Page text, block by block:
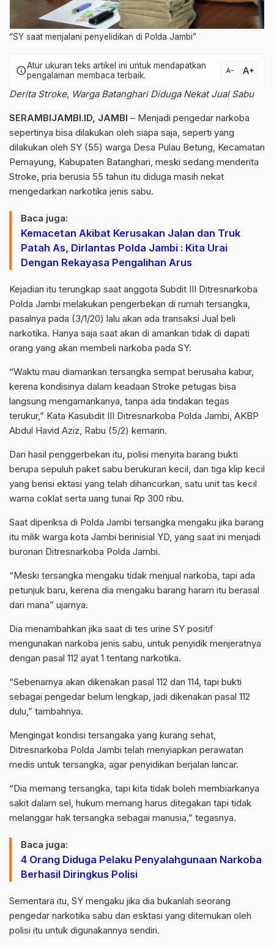
“SY saat menjalani penyelidikan di Polda Jambi”
infoAtur ukuran teks artikel ini untuk mendapatkan
pengalaman membaca terbaik.
text_decrease text_increase
Derita Stroke, Warga Batanghari Diduga Nekat Jual Sabu
SERAMBIJAMBI.ID, JAMBI – Menjadi pengedar narkoba
sepertinya bisa dilakukan oleh siapa saja, seperti yang
dilakukan oleh SY (55) warga Desa Pulau Betung, Kecamatan
Pemayung, Kabupaten Batanghari, meski sedang menderita
Stroke, pria berusia 55 tahun itu diduga masih nekat
mengedarkan narkotika jenis sabu.
Baca juga:
Kemacetan Akibat Kerusakan Jalan dan Truk
Patah As, Dirlantas Polda Jambi : Kita Urai
Dengan Rekayasa Pengalihan Arus
Kejadian itu terungkap saat anggota Subdit III Ditresnarkoba
Polda Jambi melakukan pengerbekan di rumah tersangka,
pasalnya pada (3/1/20) lalu akan ada transaksi Jual beli
narkotika. Hanya saja saat akan di amankan tidak di dapati
orang yang akan membeli narkoba pada SY.
“Waktu mau diamankan tersangka sempat berusaha kabur,
kerena kondisinya dalam keadaan Stroke petugas bisa
langsung mengamankanya, tanpa ada tindakan tegas
terukur,” Kata Kasubdit III Ditresnarkoba Polda Jambi, AKBP
Abdul Havid Aziz, Rabu (5/2) kemarin.
Dari hasil penggerbekan itu, polisi menyita barang bukti
berupa sepuluh paket sabu berukuran kecil, dan tiga klip kecil
yang berisi ektasi yang telah dihancurkan, satu unit tas kecil
warna coklat serta uang tunai Rp 300 ribu.
Saat diperiksa di Polda Jambi tersangka mengaku jika barang
itu milik warga kota Jambi berinisial YD, yang saat ini menjadi
buronan Ditresnarkoba Polda Jambi.
“Meski tersangka mengaku tidak menjual narkoba, tapi ada
petunjuk baru, kerena dia mengaku barang haram itu berasal
dari mana” ujarnya.
Dia menambahkan jika saat di tes urine SY positif
mengunakan narkoba jenis sabu, untuk penyidik menjeratnya
dengan pasal 112 ayat 1 tentang narkotika.
“Sebenarnya akan dikenakan pasal 112 dan 114, tapi bukti
sebagai pengedar belum lengkap, jadi dikenakan pasal 112
dulu,” tambahnya.
Mengingat kondisi tersangaka yang kurang sehat,
Ditresnarkoba Polda Jambi telah menyiapkan perawatan
medis untuk tersangka, agar penyidikan berjalan lancar.
“Dia memang tersangka, tapi kita tidak boleh membiarkanya
sakit dalam sel, hukum memang harus ditegakan tapi tidak
melanggar hak tersangka sebagai manusia,” tegasnya.
Baca juga:
4 Orang Diduga Pelaku Penyalahgunaan Narkoba
Berhasil Diringkus Polisi
Sementara itu, SY mengaku jika dia bukanlah seorang
pengedar narkotika sabu dan esktasi yang ditemukan oleh
polisi itu untuk digunakannya sendiri.